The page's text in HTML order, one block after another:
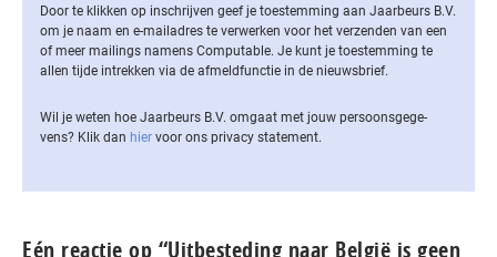
Door te klikken op inschrijven geef je toestemming aan Jaarbeurs B.V.
om je naam en e-mailadres te verwerken voor het verzenden van een
of meer mailings namens Computable. Je kunt je toestemming te
allen tijde intrekken via de af­meld­func­tie in de nieuwsbrief.
Wil je weten hoe Jaarbeurs B.V. omgaat met jouw per­soons­ge­ge­
vens? Klik dan hier voor ons privacy statement.
Eén reactie op “Uitbesteding naar België is geen